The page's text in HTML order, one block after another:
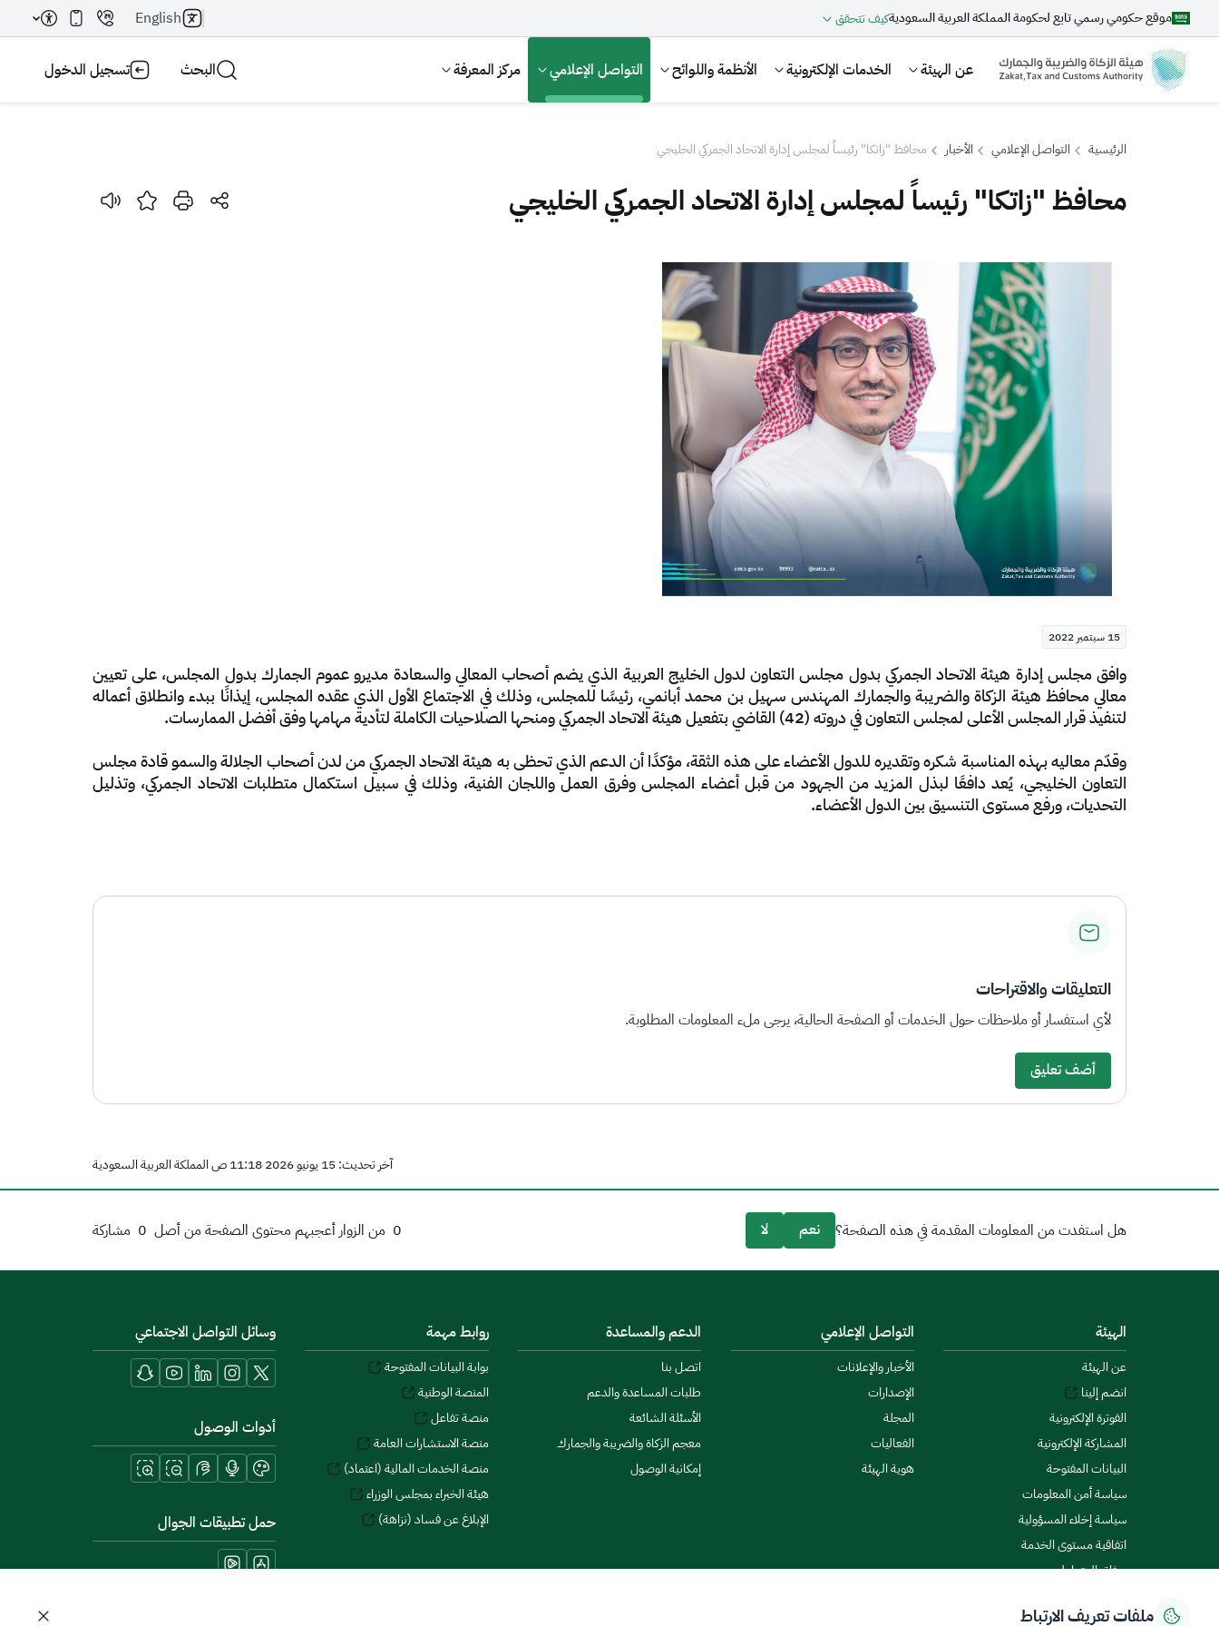
موقع حكومي رسمي تابع لحكومة المملكة العربية السعوديةكيف تتحقق English
عن الهيئة الخدمات الإلكترونية الأنظمة واللوائح التواصل الإعلامي مركز المعرفة البحث تسجيل الدخول
بحث
الجمارك ضريبة القيمة المضافة الإقرار الضريبي التصرفات العقارية
الرئيسية التواصل الإعلامي الأخبار محافظ "زاتكا" رئيساً لمجلس إدارة الاتحاد الجمركي الخليجي
محافظ "زاتكا" رئيساً لمجلس إدارة الاتحاد الجمركي الخليجي
15 سبتمبر 2022
​​​​​وافق مجلس إدارة هيئة الاتحاد الجمركي بدول مجلس التعاون لدول الخليج العربية الذي يضم أصحاب المعالي والسعادة مديرو عموم الجمارك بدول المجلس، على تعيين
معالي محافظ هيئة الزكاة والضريبة والجمارك المهندس سهيل بن محمد أبانمي، رئيسًا للمجلس، وذلك في الاجتماع الأول الذي عقده المجلس، إيذانًا ببدء وانطلاق أعماله
لتنفيذ قرار المجلس الأعلى لمجلس التعاون في دروته (42) القاضي بتفعيل هيئة الاتحاد الجمركي ومنحها الصلاحيات الكاملة لتأدية مهامها وفق أفضل الممارسات.
وقدّم معاليه بهذه المناسبة شكره وتقديره للدول الأعضاء على هذه الثقة، مؤكدًا أن الدعم الذي تحظى به هيئة الاتحاد الجمركي من لدن أصحاب الجلالة والسمو قادة مجلس
التعاون الخليجي، يُعد دافعًا لبذل المزيد من الجهود من قبل أعضاء المجلس وفرق العمل واللجان الفنية، وذلك في سبيل استكمال متطلبات الاتحاد الجمركي، وتذليل
التحديات، ورفع مستوى التنسيق بين الدول الأعضاء.
التعليقات والاقتراحات
لأي استفسار أو ملاحظات حول الخدمات أو الصفحة الحالية، يرجى ملء المعلومات المطلوبة.
أضف تعليق
آخر تحديث: 15 يونيو 2026 11:18 ص المملكة العربية السعودية
0 من الزوار أعجبهم محتوى الصفحة من أصل 0 مشاركة هل استفدت من المعلومات المقدمة في هذه الصفحة؟ نعم لا
الهيئة
عن الهيئة
انضم إلينا
الفوترة الإلكترونية
المشاركة الإلكترونية
البيانات المفتوحة
سياسة أمن المعلومات
سياسة إخلاء المسؤولية
اتفاقية مستوى الخدمة
ميثاق المتعاملين
التواصل الإعلامي
الأخبار والإعلانات
الإصدارات
المجلة
الفعاليات
هوية الهيئة
الدعم والمساعدة
اتصل بنا
طلبات المساعدة والدعم
الأسئلة الشائعة
معجم الزكاة والضريبة والجمارك
إمكانية الوصول
روابط مهمة
بوابة البيانات المفتوحة
المنصة الوطنية
منصة تفاعل
منصة الاستشارات العامة
منصة الخدمات المالية (اعتماد)
هيئة الخبراء بمجلس الوزراء
الإبلاغ عن فساد (نزاهة)
وسائل التواصل الاجتماعي
أدوات الوصول
حمل تطبيقات الجوال
ملفات تعريف الارتباط